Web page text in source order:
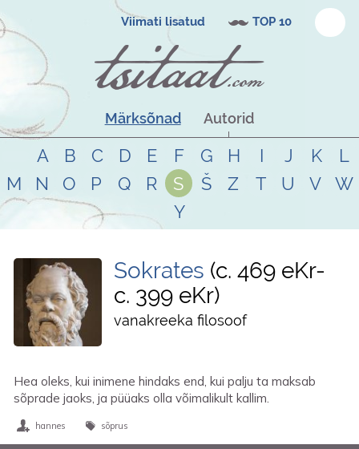
Viimati lisatud TOP 10
Märksõnad Autorid
A B C D E F G H I J K
L
M
N O P Q R S Š Z T U V
W
Y
Sokrates c. 469 eKr-
c. 399 eKr
vanakreeka filosoof
Hea oleks, kui inimene hindaks end, kui palju ta maksab
sõprade jaoks, ja püüaks olla võimalikult kallim.
hannes sõprus